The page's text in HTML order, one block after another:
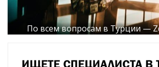
По всем вопросам в Турции —